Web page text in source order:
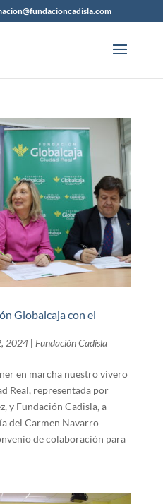
Globalcaja con el
2024| Fundación Cadisla
en marcha nuestro vivero
Real, representada por
y Fundación Cadisla, a
del Carmen Navarro
de colaboración para